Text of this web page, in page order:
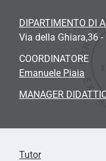
DIPARTIMENTO DI
Via della Ghiara,36 -
COORDINATORE
Emanuele Piaia
MANAGER
Tutor